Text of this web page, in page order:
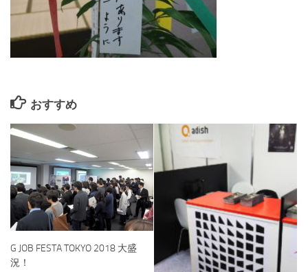
おすすめ
G JOB FESTA TOKYO 2018 大盛
況！